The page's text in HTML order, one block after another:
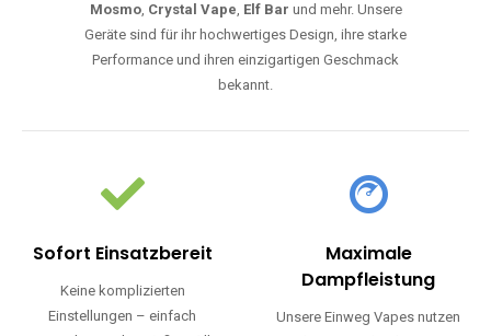
Mosmo, Crystal Vape, Elf Bar und mehr. Unsere
Geräte sind für ihr hochwertiges Design, ihre starke
Performance und ihren einzigartigen Geschmack
bekannt.
Sofort Einsatzbereit
Keine komplizierten
Einstellungen – einfach
Maximale
Dampfleistung
Unsere Einweg Vapes nutzen